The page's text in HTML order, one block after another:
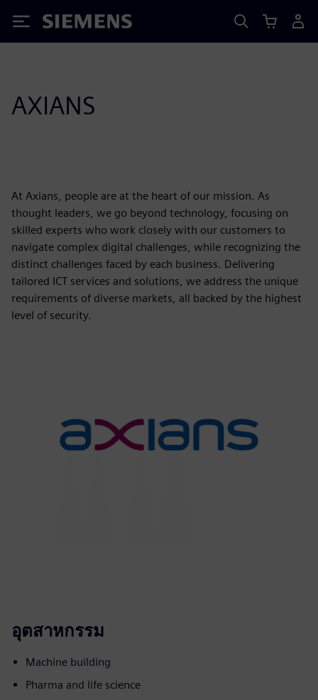
Siemens
AXIANS
At Axians, people are at the heart of our mission. As
thought leaders, we go beyond technology, focusing on
skilled experts who work closely with our customers to
navigate complex digital challenges, while recognizing the
distinct challenges faced by each business. Delivering
tailored ICT services and solutions, we address the unique
requirements of diverse markets, all backed by the highest
level of security.
อุตสาหกรรม
Machine building
Pharma and life science